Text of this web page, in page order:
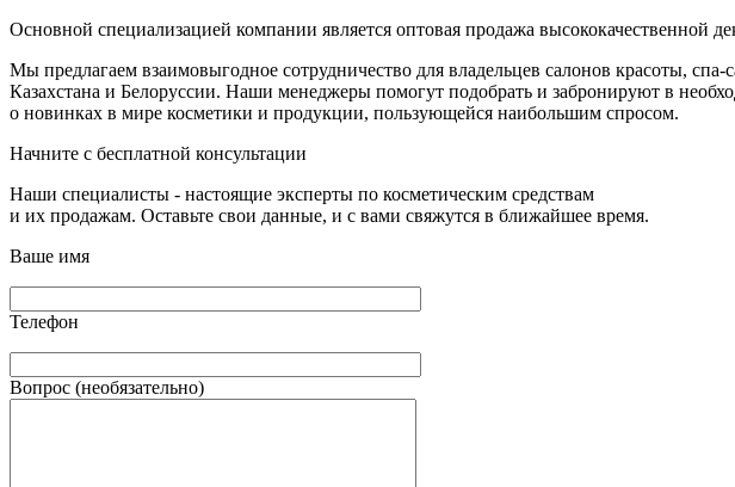
Основной специализацией компании является оптовая продажа высококачественной
Мы предлагаем взаимовыгодное сотрудничество для владельцев салонов красоты,
Казахстана и Белоруссии. Наши менеджеры помогут подобрать и забронируют в
о новинках в мире косметики и продукции, пользующейся наибольшим спросом.
Начните с бесплатной консультации
Наши специалисты - настоящие эксперты по косметическим средствам
и их продажам. Оставьте свои данные, и с вами свяжутся в ближайшее время.
Ваше имя
Телефон
Вопрос (необязательно)